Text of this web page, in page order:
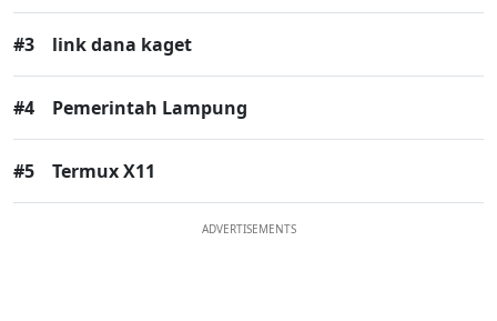
#3 link dana kaget
#4 Pemerintah Lampung
#5 Termux X11
ADVERTISEMENTS